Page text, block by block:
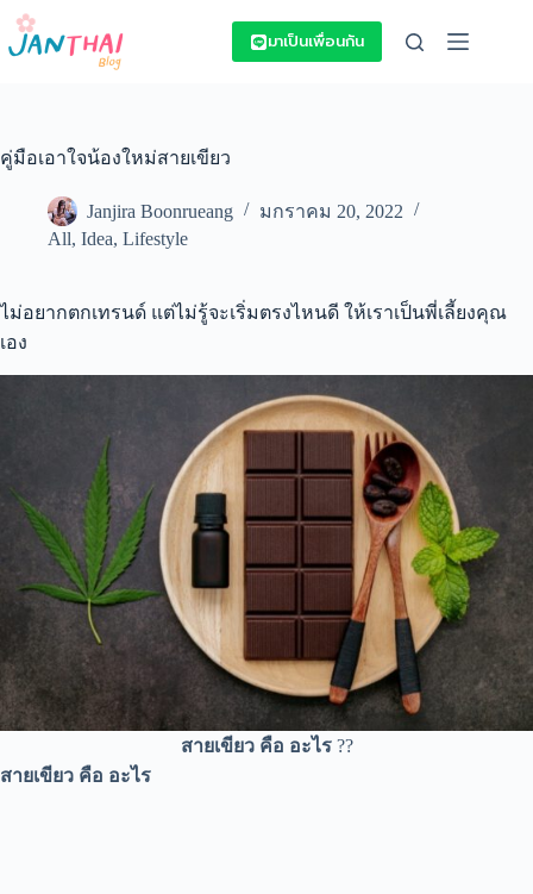
Skip
content
มาเป็นเพื่อนกัน
คู่มือเอาใจน้องใหม่สายเขียว
Janjira Boonrueang
มกราคม 20, 2022
All, Idea, Lifestyle
ไม่อยากตกเทรนด์ แต่ไม่รู้จะเริ่มตรงไหนดี ให้เราเป็นพี่เลี้ยงคุณ
เอง
สายเขียว คือ อะไร??
สายเขียว คือ อะไร